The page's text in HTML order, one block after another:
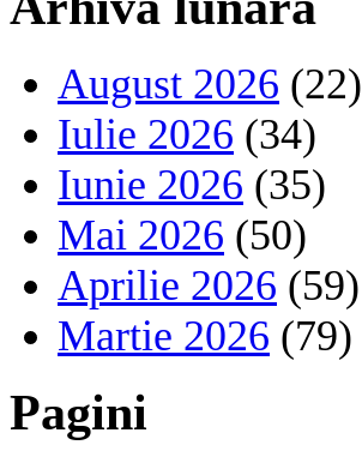
August 2026 (22)
Iulie 2026 (34)
Iunie 2026 (35)
Mai 2026 (50)
Aprilie 2026 (59)
Martie 2026 (79)
Pagini